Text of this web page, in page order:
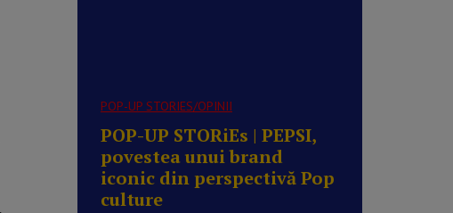
POP-UP STORIES/OPINII
POP-UP STORiEs | PEPSI,
povestea unui brand
iconic din perspectivă Pop
culture